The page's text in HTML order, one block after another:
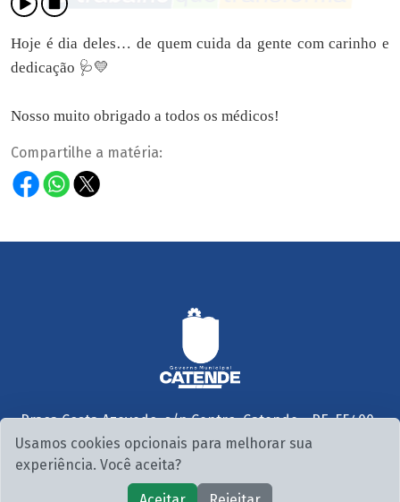
Hoje é dia deles… de quem cuida da gente com carinho e
dedicação 🩺💛
Nosso muito obrigado a todos os médicos!
Compartilhe a matéria:
Praça Costa Azevedo, s/n Centro, Catende - PE, 55400-
000
Seg. a Sex. 07:30 às 13:00
Usamos cookies opcionais para melhorar sua
experiência. Você aceita?